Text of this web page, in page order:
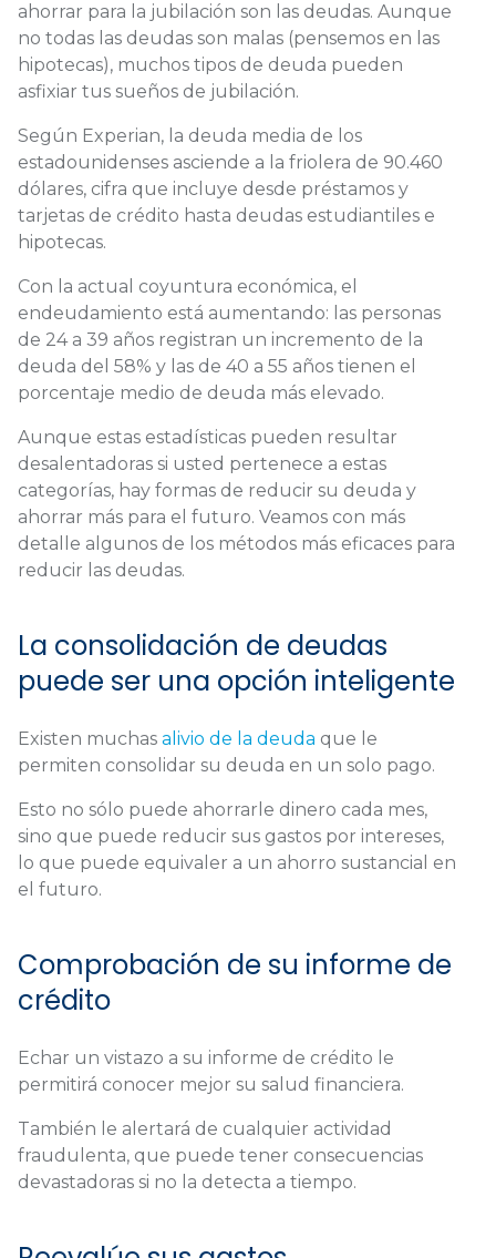
ahorrar para la jubilación son las deudas. Aunque
no todas las deudas son malas (pensemos en las
hipotecas), muchos tipos de deuda pueden
asfixiar tus sueños de jubilación.
Según Experian, la deuda media de los
estadounidenses asciende a la friolera de 90.460
dólares, cifra que incluye desde préstamos y
tarjetas de crédito hasta deudas estudiantiles e
hipotecas.
Con la actual coyuntura económica, el
endeudamiento está aumentando: las personas
de 24 a 39 años registran un incremento de la
deuda del 58% y las de 40 a 55 años tienen el
porcentaje medio de deuda más elevado.
Aunque estas estadísticas pueden resultar
desalentadoras si usted pertenece a estas
categorías, hay formas de reducir su deuda y
ahorrar más para el futuro. Veamos con más
detalle algunos de los métodos más eficaces para
reducir las deudas.
La consolidación de deudas
puede ser una opción inteligente
Existen muchas alivio de la deuda que le
permiten consolidar su deuda en un solo pago.
Esto no sólo puede ahorrarle dinero cada mes,
sino que puede reducir sus gastos por intereses,
lo que puede equivaler a un ahorro sustancial en
el futuro.
Comprobación de su informe de
crédito
Echar un vistazo a su informe de crédito le
permitirá conocer mejor su salud financiera.
También le alertará de cualquier actividad
fraudulenta, que puede tener consecuencias
devastadoras si no la detecta a tiempo.